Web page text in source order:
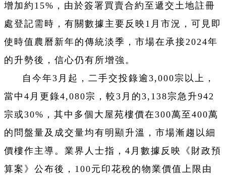
增加約15%，由於簽署買賣合約至遞交土地註冊
處登記需時，有關數據主要反映1月市況，可見即
使時值農曆新年的傳統淡季，市場在承接2024年
的升勢後，信心仍有所增強。
自今年3月起，二手交投錄逾3,000宗以上，
當中4月更錄4,080宗，較3月的3,138宗急升942
宗或30%，其中多個大屋苑樓價在300萬至400萬
的問盤量及成交量均有明顯升溫，市場漸趨以細
價樓作主導。業界人士指，4月數據反映《財政預
算案》公布後，100元印花稅的物業價值上限由